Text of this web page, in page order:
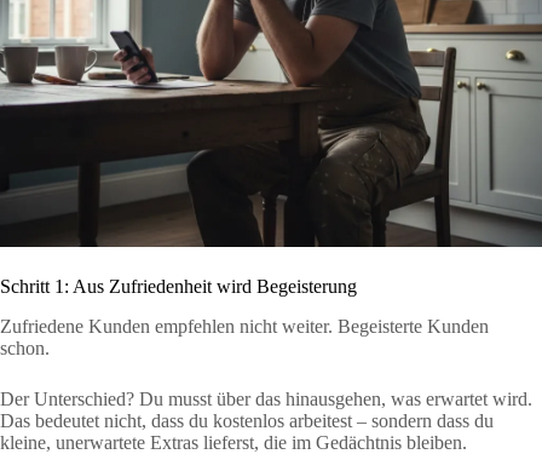
Schritt 1: Aus Zufriedenheit wird Begeisterung
Zufriedene Kunden empfehlen nicht weiter. Begeisterte Kunden
schon.
Der Unterschied? Du musst über das hinausgehen, was erwartet wird.
Das bedeutet nicht, dass du kostenlos arbeitest – sondern dass du
kleine, unerwartete Extras lieferst, die im Gedächtnis bleiben.